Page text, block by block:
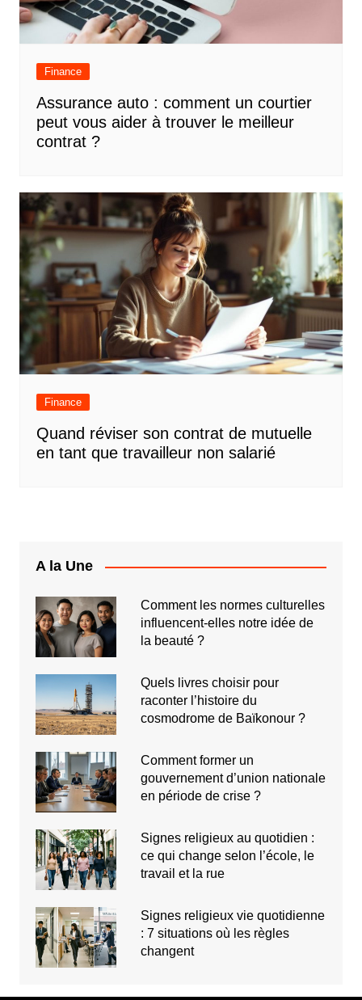
Finance
Assurance auto : comment un courtier
peut vous aider à trouver le meilleur
contrat ?
Finance
Quand réviser son contrat de mutuelle
en tant que travailleur non salarié
A la Une
Comment les normes culturelles
influencent-elles notre idée de
la beauté ?
Quels livres choisir pour
raconter l’histoire du
cosmodrome de Baïkonour ?
Comment former un
gouvernement d’union nationale
en période de crise ?
Signes religieux au quotidien :
ce qui change selon l’école, le
travail et la rue
Signes religieux vie quotidienne
: 7 situations où les règles
changent